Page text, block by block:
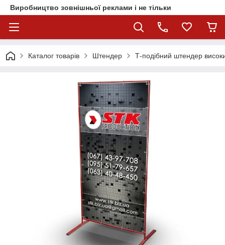
Виробництво зовнішньої реклами і не тільки
Каталог товарів Штендер Т-подібний штендер